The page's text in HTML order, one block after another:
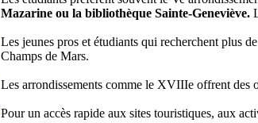
Mazarine ou la bibliothèque Sainte-Geneviève.
Les jeunes pros et étudiants qui recherchent plus
Champs de Mars.
Les arrondissements comme le XVIIIe offrent des
Pour un accès rapide aux sites touristiques, aux